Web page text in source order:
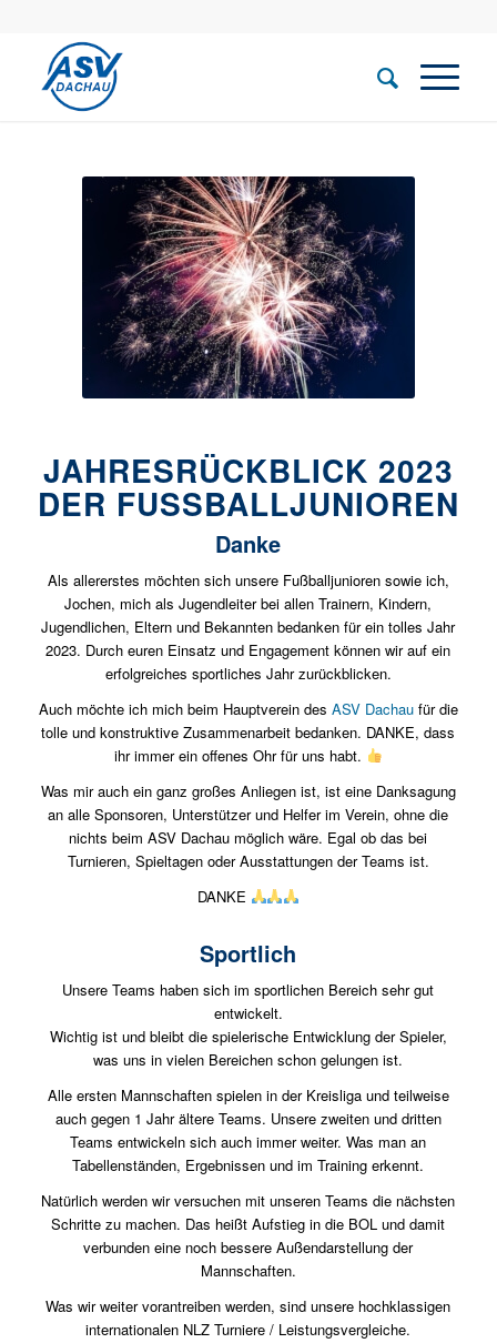
JAHRESRÜCKBLICK 2023
DER FUSSBALLJUNIOREN
Danke
Als allererstes möchten sich unsere Fußballjunioren sowie ich,
Jochen, mich als Jugendleiter bei allen Trainern, Kindern,
Jugendlichen, Eltern und Bekannten bedanken für ein tolles Jahr
2023. Durch euren Einsatz und Engagement können wir auf ein
erfolgreiches sportliches Jahr zurückblicken.
Auch möchte ich mich beim Hauptverein des ASV Dachaufür die
tolle und konstruktive Zusammenarbeit bedanken. DANKE, dass
ihr immer ein offenes Ohr für uns habt.
Was mir auch ein ganz großes Anliegen ist, ist eine Danksagung
an alle Sponsoren, Unterstützer und Helfer im Verein, ohne die
nichts beim ASV Dachau möglich wäre. Egal ob das bei
Turnieren, Spieltagen oder Ausstattungen der Teams ist.
DANKE
Sportlich
Unsere Teams haben sich im sportlichen Bereich sehr gut
entwickelt.
Wichtig ist und bleibt die spielerische Entwicklung der Spieler,
was uns in vielen Bereichen schon gelungen ist.
Alle ersten Mannschaften spielen in der Kreisliga und teilweise
auch gegen 1 Jahr ältere Teams. Unsere zweiten und dritten
Teams entwickeln sich auch immer weiter. Was man an
Tabellenständen, Ergebnissen und im Training erkennt.
Natürlich werden wir versuchen mit unseren Teams die nächsten
Schritte zu machen. Das heißt Aufstieg in die BOL und damit
verbunden eine noch bessere Außendarstellung der
Mannschaften.
Was wir weiter vorantreiben werden, sind unsere hochklassigen
internationalen NLZ Turniere / Leistungsvergleiche.